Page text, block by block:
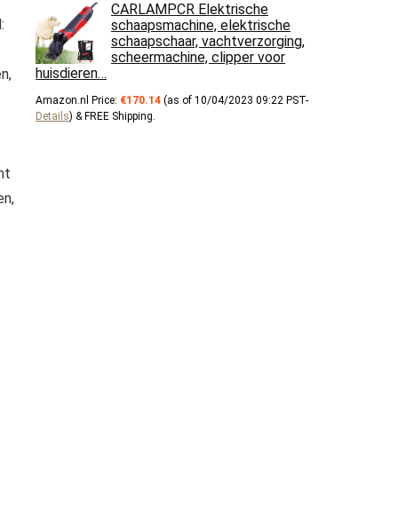
CARLAMPCR Elektrische
schaapsmachine, elektrische
schaapschaar, vachtverzorging,
scheermachine, clipper voor
huisdieren…
Amazon.nl Price: €170.14 (as of 10/04/2023 09:22 PST-
Details) & FREE Shipping.